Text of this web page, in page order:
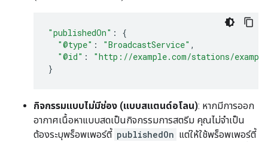
"publishedOn" :
{
"@type" : "BroadcastService" ,
"@id" :
"http://example.com/stations/
}
กิจกรรมแบบไม่มีช่อง (แบบสแตนด์อโลน): หากมีการออก
อากาศเนื้อหาแบบสดเป็นกิจกรรมการสตรีม คุณไม่จำเป็น
ต้องระบุพร็อพเพอร์ตี้ publishedOn แต่ให้ใช้พร็อพเพอร์ตี้